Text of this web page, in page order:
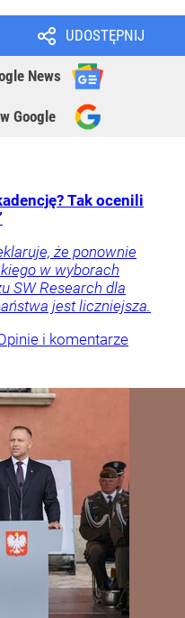
UDOSTĘPNIJ
News
Google
Tak ocenili
że ponownie
w wyborach
SW Research dla
jest liczniejsza.
i komentarze